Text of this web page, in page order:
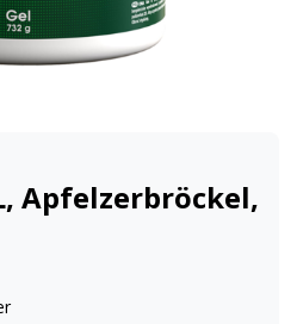
Apfelzerbröckel,